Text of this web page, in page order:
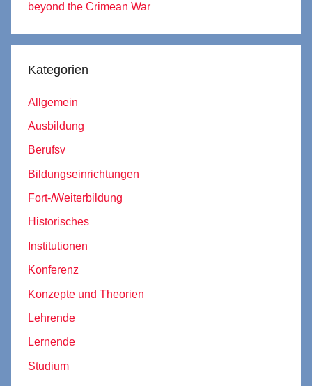
beyond the Crimean War
Kategorien
Allgemein
Ausbildung
Berufsv
Bildungseinrichtungen
Fort-/Weiterbildung
Historisches
Institutionen
Konferenz
Konzepte und Theorien
Lehrende
Lernende
Studium